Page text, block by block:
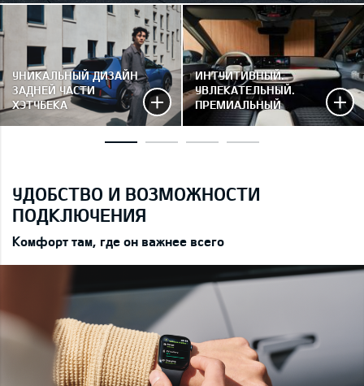
УНИКАЛЬНЫЙ ДИЗАЙН
ЗАДНЕЙ ЧАСТИ
ХЭТЧБЕКА
ИНТУИТИВНЫЙ.
УВЛЕКАТЕЛЬНЫЙ.
ПРЕМИАЛЬНЫЙ
УДОБСТВО И ВОЗМОЖНОСТИ
ПОДКЛЮЧЕНИЯ
Комфорт там, где он важнее всего